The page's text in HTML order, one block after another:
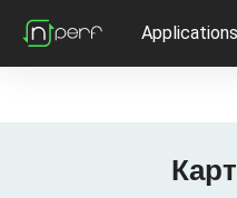
Applications